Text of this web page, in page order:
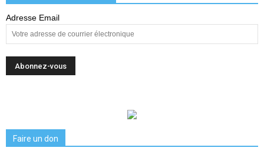
Adresse Email
Faire un don